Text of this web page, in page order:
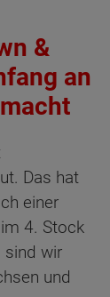
&
an
Das hat
einer
4. Stock
sind wir
und